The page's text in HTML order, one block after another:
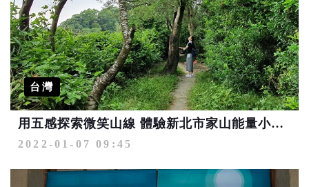
台灣
用五感探索微笑山線 體驗新北市家山能量小旅行
2022-01-07 09:45